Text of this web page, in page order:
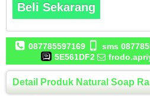
Beli Sekarang
087785597169 sms
5E561DF2
Detail Produk Natural Soap